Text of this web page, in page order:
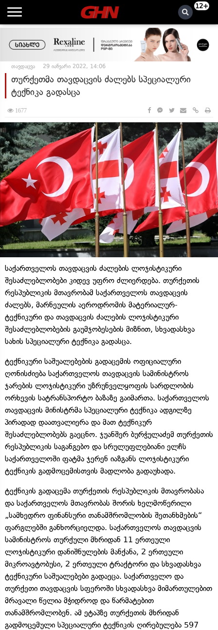
12+
თავდაცვა 29 იანვარი 2022, 14:06
თურქეთმა თავდაცვის ძალებს სპეციალური
ტექნიკა გადასცა
1677
საქართველოს თავდაცვის ძალების ლოჯისტიკური
შესაძლებლობები კიდევ უფრო ძლიერდება. თურქეთის
რესპუბლიკის მთავრობამ საქართველოს თავდაცვის
ძალებს, მარნეულის აეროდრომის მატერიალურ-
ტექნიკური და თავდაცვის ძალების ლოჯისტიკური
შესაძლებლობების გაუმჯობესების მიზნით, სხვადასხვა
სახის სპეციალური ტექნიკა გადასცა.
ტექნიკური საშუალებების გადაცემის ოფიციალური
ღონისძიება საქართველოს თავდაცვის სამინისტროს
ჯარების ლოჯისტიკური უზრუნველყოფის სარდლობის
ორხევის სატრანსპორტო ბაზაზე გაიმართა. საქართველოს
თავდაცვის მინისტრმა სპეციალური ტექნიკა ადგილზე
პირადად დაათვალიერა და მათ ტექნიკურ
შესაძლებლობებს გაეცნო. ჯუანშერ ბურჭულაძემ თურქეთის
რესპუბლიკის საგანგებო და სრულუფლებიანი ელჩს
საქართველოში ფატმა ჯერენ იაზგანს ლოჯისტიკური
ტექნიკის გადმოცემისთვის მადლობა გადაუხადა.
ტექნიკის გადაცემა თურქეთის რესპუბლიკის მთავრობასა
და საქართველოს მთავრობას შორის ხელმოწერილი
„სამხედრო ფინანსური თანამშრომლობის შეთანხმების“
ფარგლებში განხორციელდა. საქართველოს თავდაცვის
სამინისტროს თურქული მხრიდან 11 ერთეული
ლოჯისტიკური დანიშნულების მანქანა, 2 ერთეული
მიკროავტობუსი, 2 ერთეული ტრაქტორი და სხვადასხვა
ტექნიკური საშუალებები გადაეცა. საქართველო და
თურქეთი თავდაცვის სფეროში სხვადასხვა მიმართულებით
მრავალი წელია მჭიდროდ და წარმატებით
თანამშრომლობენ. ამ ეტაპზე თურქეთის მხრიდან
გადმოცემული სპეციალური ტექნიკის ღირებულება 597